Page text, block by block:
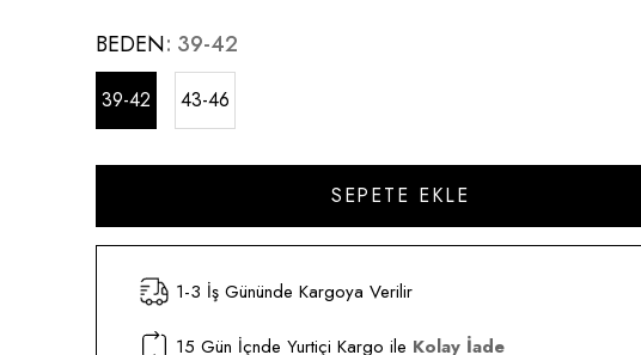
BEDEN 39-42
39-42 43-46
1-3 İş Gününde Kargoya Verilir
15 Gün İçnde Yurtiçi Kargo ile Kolay İade